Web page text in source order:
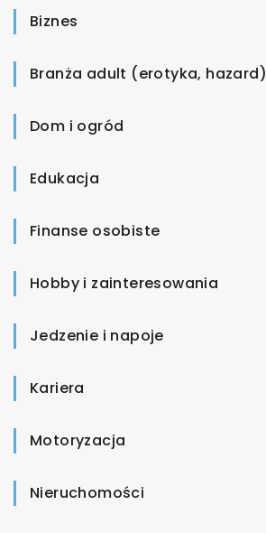
Biznes
Branża adult (erotyka, hazard)
Dom i ogród
Edukacja
Finanse osobiste
Hobby i zainteresowania
Jedzenie i napoje
Kariera
Motoryzacja
Nieruchomości